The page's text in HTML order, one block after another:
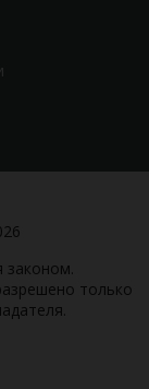
законом.
только